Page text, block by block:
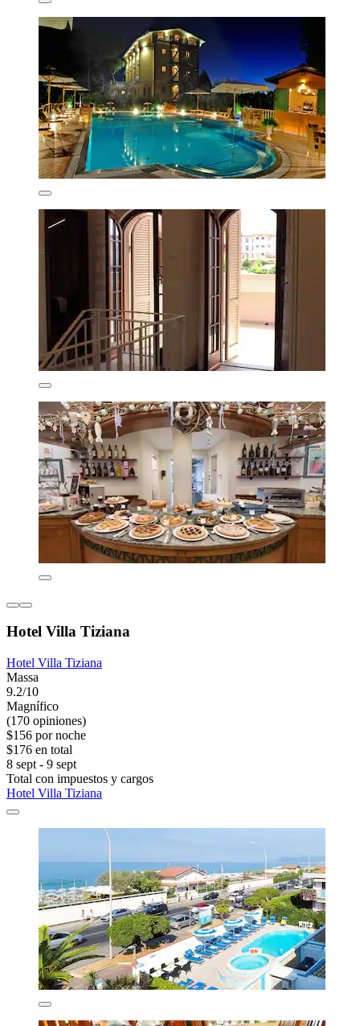
Hotel Villa Tiziana
Hotel Villa Tiziana
Massa
9.2/10
Magnífico
(170 opiniones)
$156 por noche
$176 en total
8 sept - 9 sept
Total con impuestos y cargos
Hotel Villa Tiziana